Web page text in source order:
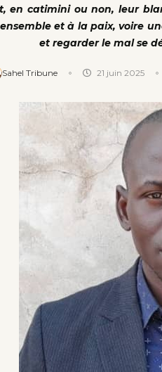
en catimini ou non, leur
et à la paix, voire
et regarder le mal se
Sahel Tribune 21 juin 2025